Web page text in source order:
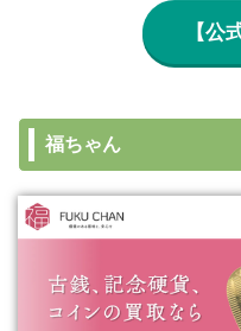
【公
福ちゃん